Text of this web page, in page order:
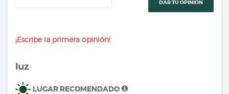
DAR TU OPINIÓN
¡Escribe la primera opinión!
luz
LUGAR RECOMENDADO